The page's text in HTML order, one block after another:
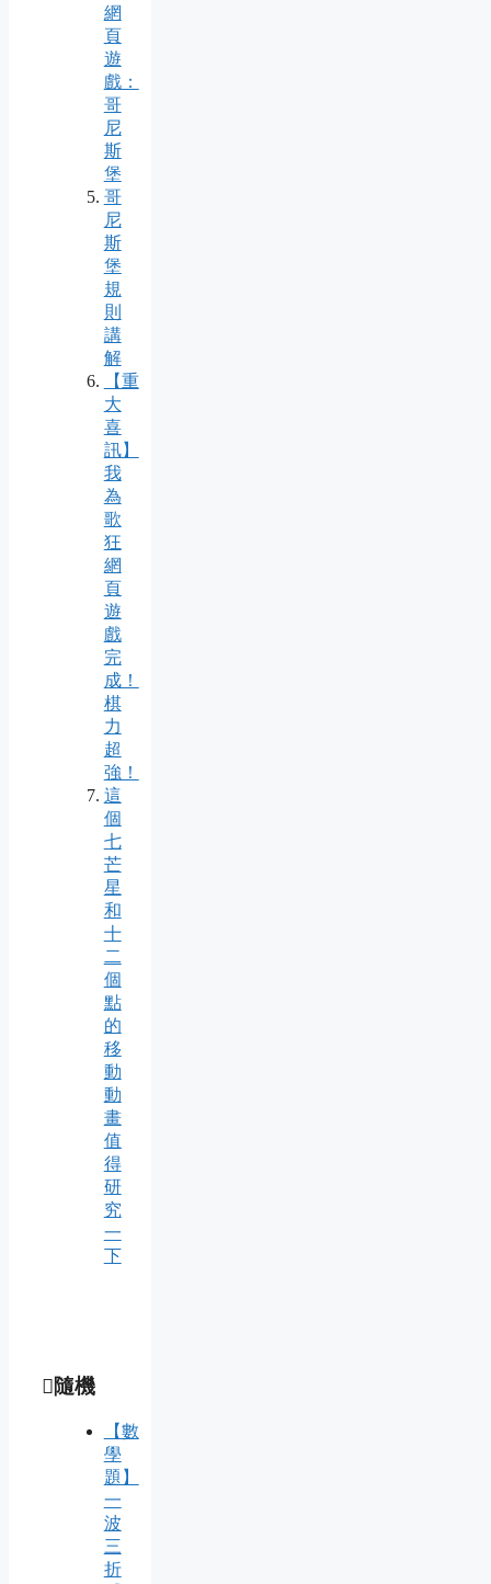
網
頁
遊
戲：
哥
尼
斯
堡
哥
尼
斯
堡
規
則
講
解
【重
大
喜
訊】
我
為
歌
狂
網
頁
遊
戲
完
成！
棋
力
超
強！
這
個
七
芒
星
和
十
二
個
點
的
移
動
動
畫
值
得
研
究
一
下
隨機
【數
學
題】
一
波
三
折